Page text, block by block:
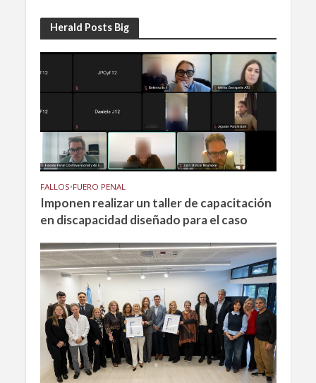
Herald Posts Big
FALLOS•FUERO PENAL
Imponen realizar un taller de capacitación
en discapacidad diseñado para el caso